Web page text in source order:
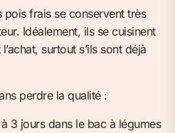
frais se conservent très
Idéalement, ils se cuisinent
surtout s’ils sont déjà
perdre la qualité :
3 jours dans le bac à légumes